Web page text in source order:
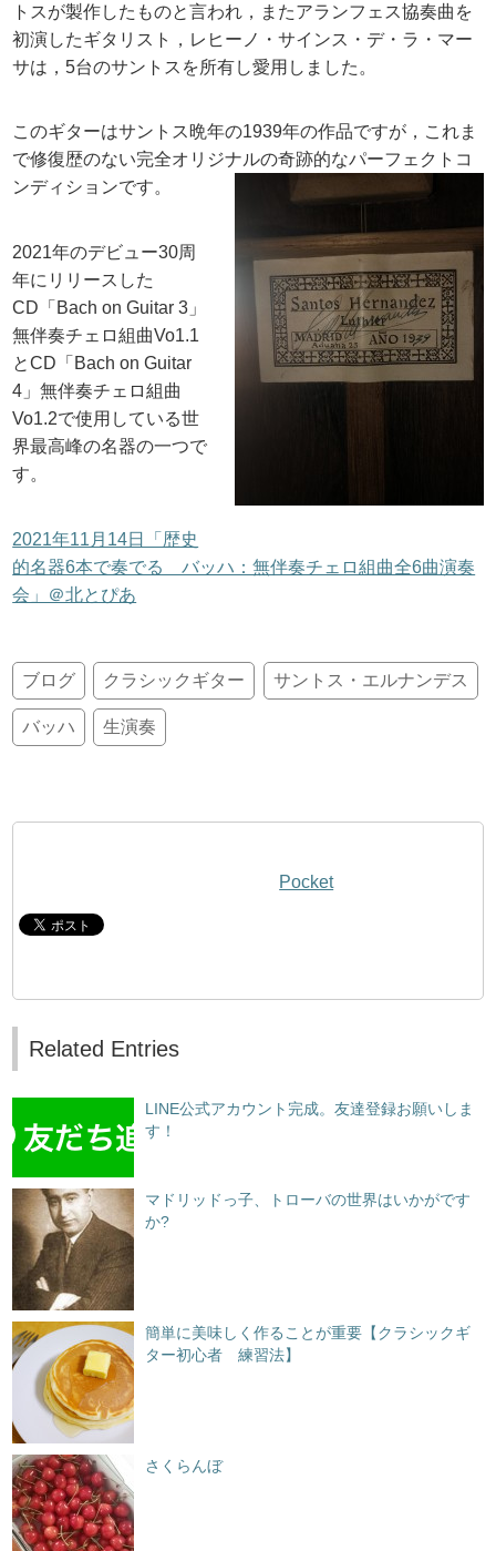
トスが製作したものと言われ，またアランフェス協奏曲を
初演したギタリスト，レヒーノ・サインス・デ・ラ・マー
サは，5台のサントスを所有し愛用しました。
このギターはサントス晩年の1939年の作品ですが，これま
で修復歴のない完全オリジナルの奇跡的なパーフェクトコ
ンディションです。
2021年のデビュー30周
年にリリースした
CD「Bach on Guitar 3」
無伴奏チェロ組曲Vo1.1
とCD「Bach on Guitar
4」無伴奏チェロ組曲
Vo1.2で使用している世
界最高峰の名器の一つで
す。
2021年11月14日「歴史
的名器6本で奏でる バッハ：無伴奏チェロ組曲全6曲演奏
会」＠北とぴあ
ブログ クラシックギター サントス・エルナンデス
バッハ 生演奏
Pocket
Related Entries
LINE公式アカウント完成。友達登録お願いしま
す！
マドリッドっ子、トローバの世界はいかがです
か?
簡単に美味しく作ることが重要【クラシックギ
ター初心者 練習法】
さくらんぼ